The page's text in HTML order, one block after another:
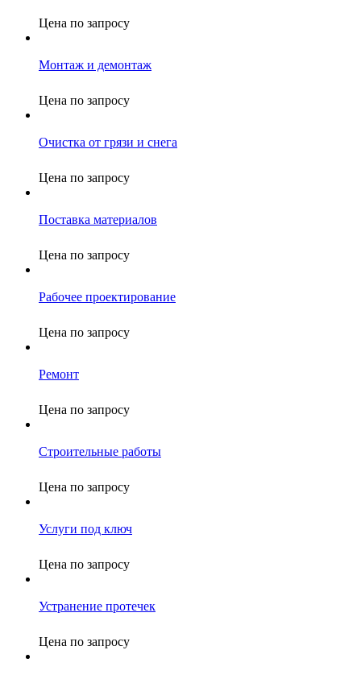
Цена по запросу
Монтаж и демонтаж
Цена по запросу
Очистка от грязи и снега
Цена по запросу
Поставка материалов
Цена по запросу
Рабочее проектирование
Цена по запросу
Ремонт
Цена по запросу
Строительные работы
Цена по запросу
Услуги под ключ
Цена по запросу
Устранение протечек
Цена по запросу